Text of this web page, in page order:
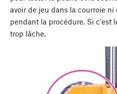
avoir de jeu dans la courroie ni
pendant la procédure. Si c'est
trop lâche.